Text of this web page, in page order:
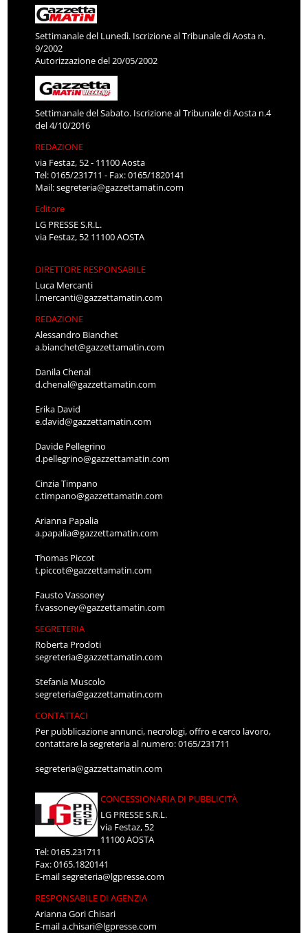
Settimanale del Lunedì. Iscrizione al Tribunale di Aosta n.
9/2002
Autorizzazione del 20/05/2002
Settimanale del Sabato. Iscrizione al Tribunale di Aosta n.4
del 4/10/2016
REDAZIONE
via Festaz, 52 - 11100 Aosta
Tel: 0165/231711 - Fax: 0165/1820141
Mail:segreteria@gazzettamatin.com
Editore
LG PRESSE S.R.L.
via Festaz, 52 11100 AOSTA
DIRETTORE RESPONSABILE
Luca Mercanti
l.mercanti@gazzettamatin.com
REDAZIONE
Alessandro Bianchet
a.bianchet@gazzettamatin.com
Danila Chenal
d.chenal@gazzettamatin.com
Erika David
e.david@gazzettamatin.com
Davide Pellegrino
d.pellegrino@gazzettamatin.com
Cinzia Timpano
c.timpano@gazzettamatin.com
Arianna Papalia
a.papalia@gazzettamatin.com
Thomas Piccot
t.piccot@gazzettamatin.com
Fausto Vassoney
f.vassoney@gazzettamatin.com
SEGRETERIA
Roberta Prodoti
segreteria@gazzettamatin.com
Stefania Muscolo
segreteria@gazzettamatin.com
CONTATTACI
Per pubblicazione annunci, necrologi, offro e cerco lavoro,
contattare la segreteria al numero: 0165/231711
segreteria@gazzettamatin.com
CONCESSIONARIA DI PUBBLICITÀ
LG PRESSE S.R.L.
via Festaz, 52
11100 AOSTA
Tel: 0165.231711
Fax: 0165.1820141
E-mailsegreteria@lgpresse.com
RESPONSABILE DI AGENZIA
Arianna Gori Chisari
E-maila.chisari@lgpresse.com